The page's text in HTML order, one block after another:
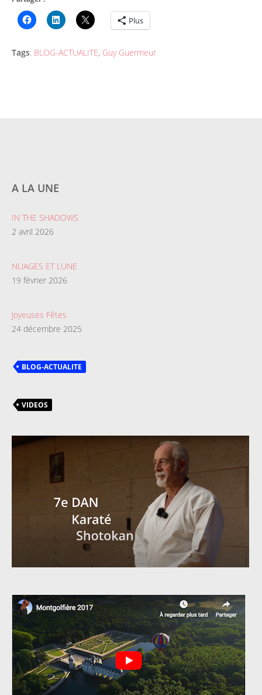
Plus
Tags: BLOG-ACTUALITE, Guy Guermeur
A LA UNE
IN THE SHADOWS
2 avril 2026
NUAGES ET LUNE
19 février 2026
Joyeuses Fêtes
24 décembre 2025
BLOG-ACTUALITE
VIDEOS